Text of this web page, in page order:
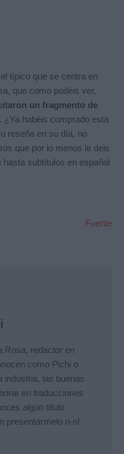
típico que se centra en
que como podéis ver,
un fragmento de
¿Ya habéis comprado esta
reseña en su día, no
que por lo menos le deis
hasta subtítulos en español
Fuente
Rosa, redactor en
como Pichi o
industria, las buenas
en traducciones
algún título
presentármelo n-n!